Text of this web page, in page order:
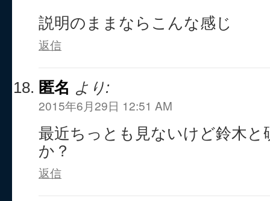
説明のままならこんな感じ
返信
匿名 より:
2015年6月29日 12:51 AM
最近ちっとも見ないけど鈴木と
か？
返信